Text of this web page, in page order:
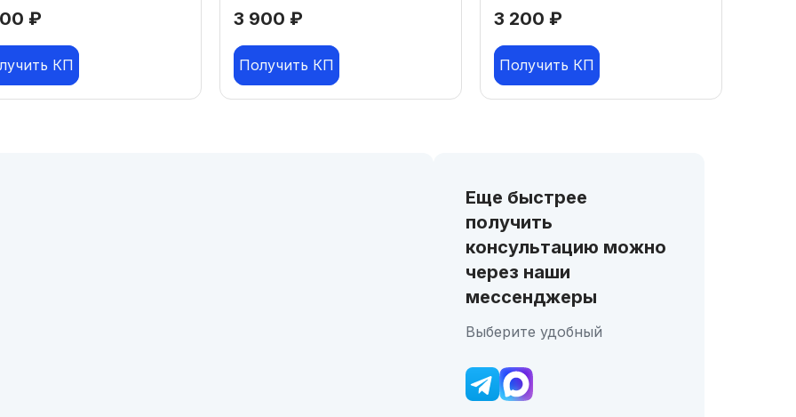
₽
КП
3 900 ₽
Получить КП
3 200 ₽
Получить КП
Еще быстрее
получить
консультацию можно
через наши
мессенджеры
Выберите удобный